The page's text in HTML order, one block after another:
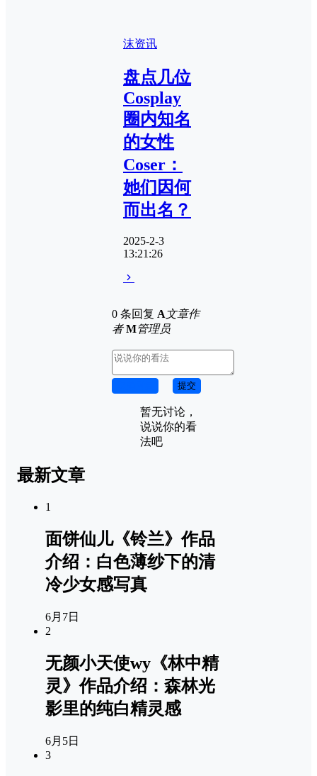
沫资讯
盘点几位
Cosplay
圈内知名
的女性
Coser：
她们因何
而出名？
2025-2-3
13:21:26
0 条回复 A文章作
者 M管理员
提交
暂无讨论，
说说你的看
法吧
最新文章
1
面饼仙儿《铃兰》作品
介绍：白色薄纱下的清
冷少女感写真
6月7日
2
无颜小天使wy《林中精
灵》作品介绍：森林光
影里的纯白精灵感
6月5日
3